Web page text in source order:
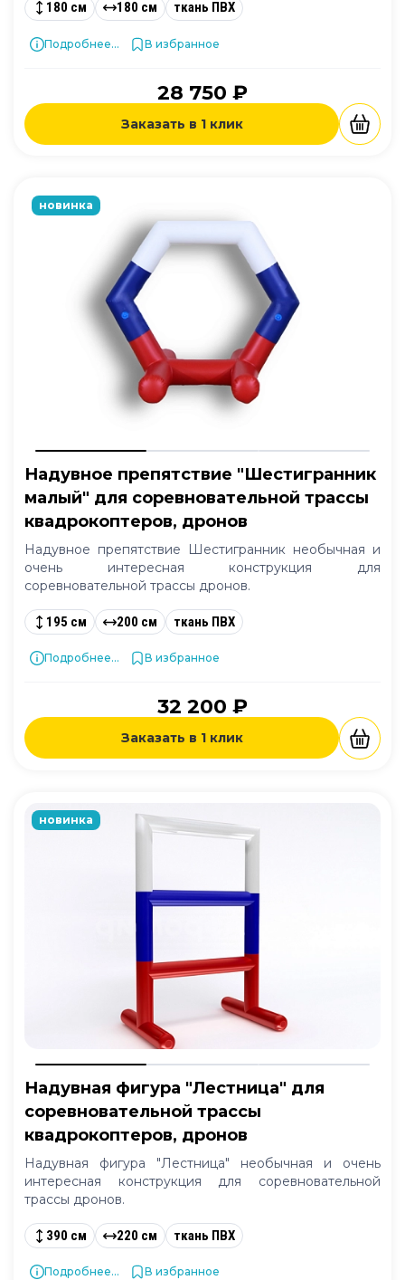
180 см 180 см ткань ПВХ
Подробнее... В избранное
28 750 ₽
Заказать в 1 клик
новинка
Надувное препятствие "Шестигранник
малый" для соревновательной трассы
квадрокоптеров, дронов
Надувное препятствие Шестигранник необычная и
очень интересная конструкция для
соревновательной трассы дронов.
195 см 200 см ткань ПВХ
Подробнее... В избранное
32 200 ₽
Заказать в 1 клик
новинка
Надувная фигура "Лестница" для
соревновательной трассы
квадрокоптеров, дронов
Надувная фигура "Лестница" необычная и очень
интересная конструкция для соревновательной
трассы дронов.
390 см 220 см ткань ПВХ
Подробнее... В избранное